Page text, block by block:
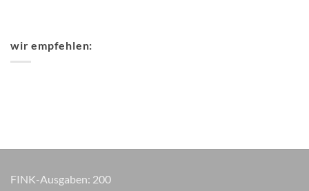
wir empfehlen:
FINK-Ausgaben: 200